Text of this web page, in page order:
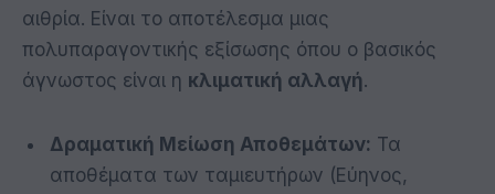
αιθρία. Είναι το αποτέλεσμα μιας
πολυπαραγοντικής εξίσωσης όπου ο βασικός
άγνωστος είναι η κλιματική αλλαγή.
Δραματική Μείωση Αποθεμάτων: Τα
αποθέματα των ταμιευτήρων (Εύηνος,